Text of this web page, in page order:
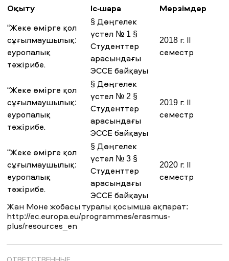
Оқыту
Іс-шара Мерзімдер
“Жеке өмірге қол
сұғылмаушылық:
еуропалық
тәжірибе.
§ Дөңгелек
үстел № 1 §
Студенттер
арасындағы
ЭССЕ байқауы
2018 г. II
семестр
“Жеке өмірге қол
сұғылмаушылық:
еуропалық
тәжірибе.
§ Дөңгелек
үстел № 2 §
Студенттер
арасындағы
ЭССЕ байқауы
2019 г. II
семестр
“Жеке өмірге қол
сұғылмаушылық:
еуропалық
тәжірибе.
§ Дөңгелек
үстел № 3 §
Студенттер
арасындағы
ЭССЕ байқауы
2020 г. II
семестр
Жан Моне жобасы туралы қосымша ақпарат:
http://ec.europa.eu/programmes/erasmus-
plus/resources_en